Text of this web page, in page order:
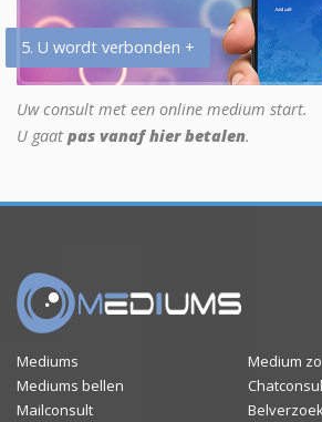
5. U wordt verbonden +
Uw consult met een online medium start.
U gaat pas vanaf hier betalen.
Mediums
Medium
Mediums bellen
Mailconsult